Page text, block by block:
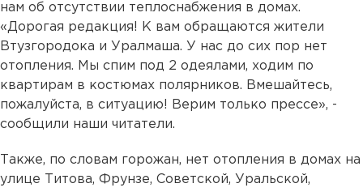
нам об отсутствии теплоснабжения в домах.
«Дорогая редакция! К вам обращаются жители
Втузгородока и Уралмаша. У нас до сих пор нет
отопления. Мы спим под 2 одеялами, ходим по
квартирам в костюмах полярников. Вмешайтесь,
пожалуйста, в ситуацию! Верим только прессе», -
сообщили наши читатели.
Также, по словам горожан, нет отопления в домах на
улице Титова, Фрунзе, Советской, Уральской,